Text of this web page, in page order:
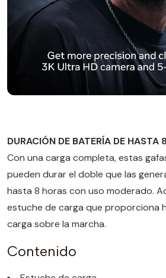
DURACIÓN DE BATERÍA DE HASTA
Con una carga completa, estas
pueden durar el doble que las
hasta 8 horas con uso moderado.
estuche de carga que proporciona
carga sobre la marcha.
Contenido